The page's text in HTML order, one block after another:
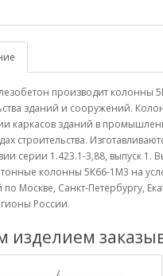
производит колонны
зданий и сооружений.
каркасов зданий в
строительства.
серии 1.423.1-3,88, выпуск 1.
колонны 5К66-1М3 на
по Москве, Санкт-Петербургу,
России.
изделием